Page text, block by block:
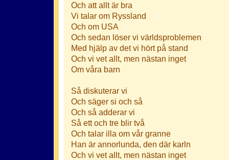
Och att allt är bra
Vi talar om Ryssland
Och om USA
Och sedan löser vi världsproblemen
Med hjälp av det vi hört på stand
Och vi vet allt, men nästan inget
Om våra barn
Så diskuterar vi
Och säger si och så
Och så adderar vi
Så ett och tre blir två
Och talar illa om vår granne
Han är annorlunda, den där karln
Och vi vet allt, men nästan inget